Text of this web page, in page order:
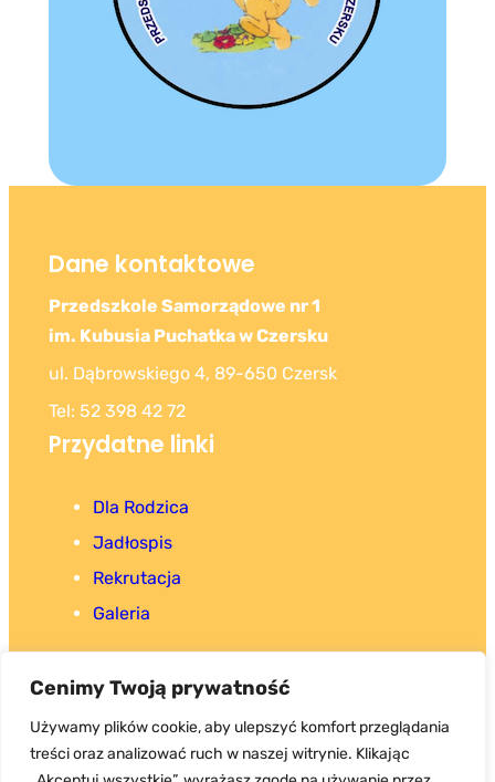
Cenimy Twoją prywatność
Używamy plików cookie, aby ulepszyć komfort przeglądania
treści oraz analizować ruch w naszej witrynie. Klikając
Dane kontaktowe
Przedszkole Samorządowe nr 1
im. Kubusia Puchatka w Czersku
ul. Dąbrowskiego 4, 89-650 Czersk
Tel: 52 398 42 72
Przydatne linki
Dla Rodzica
Jadłospis
Rekrutacja
Galeria
Copyright 2025. Wszystkie prawa zastrzeżone.